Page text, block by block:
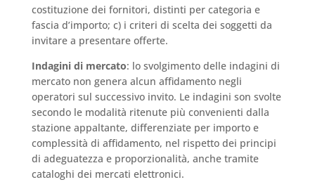
costituzione dei fornitori, distinti per categoria e
fascia d’importo; c) i criteri di scelta dei soggetti da
invitare a presentare offerte.
Indagini di mercato: lo svolgimento delle indagini di
mercato non genera alcun affidamento negli
operatori sul successivo invito. Le indagini son svolte
secondo le modalità ritenute più convenienti dalla
stazione appaltante, differenziate per importo e
complessità di affidamento, nel rispetto dei principi
di adeguatezza e proporzionalità, anche tramite
cataloghi dei mercati elettronici.